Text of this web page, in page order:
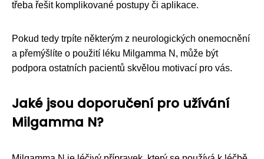
třeba řešit komplikované postupy či aplikace.
Pokud tedy trpíte některým z neurologických onemocnění
a přemýšlíte o použití léku Milgamma N, může být
podpora ostatních pacientů skvělou motivací pro vás.
Jaké jsou doporučení pro užívání
Milgamma N?